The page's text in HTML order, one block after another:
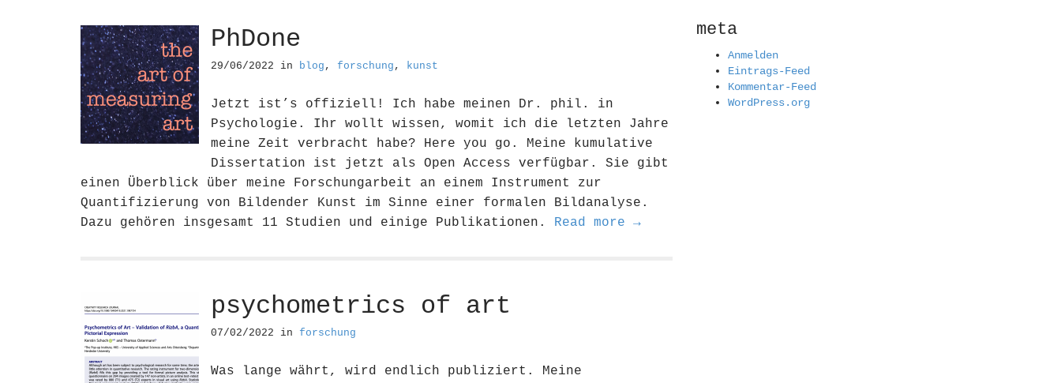
PhDone
29/06/2022 in blog , forschung , kunst
Jetzt ist’s offiziell! Ich habe meinen Dr. phil. in
Psychologie. Ihr wollt wissen, womit ich die letzten Jahre
meine Zeit verbracht habe? Here you go. Meine kumulative
Dissertation ist jetzt als Open Access verfügbar. Sie gibt
einen Überblick über meine Forschungarbeit an einem Instrument zur
Quantifizierung von Bildender Kunst im Sinne einer formalen Bildanalyse.
Dazu gehören insgesamt 11 Studien und einige Publikationen. Read more →
psychometrics of art
07/02/2022 in forschung
Was lange währt, wird endlich publiziert. Meine
meta
Anmelden
Eintrags-Feed
Kommentar-Feed
WordPress.org